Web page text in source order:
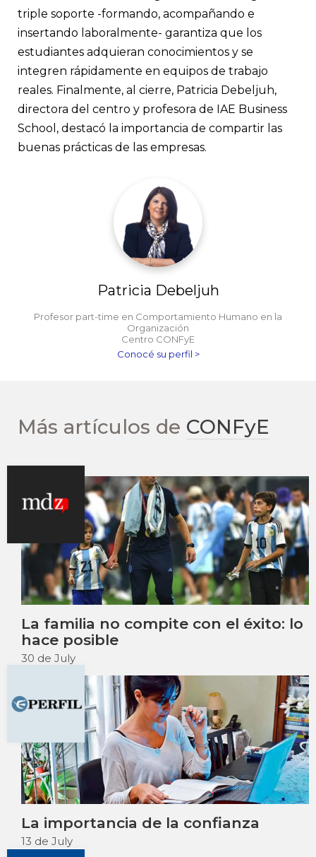
Patricia Debeljuh
Profesor part-time en Comportamiento Humano en la
Organización
Centro CONFyE
Conocé su perfil >
triple soporte -formando, acompañando e
insertando laboralmente- garantiza que los
estudiantes adquieran conocimientos y se
integren rápidamente en equipos de trabajo
reales. Finalmente, al cierre, Patricia Debeljuh,
directora del centro y profesora de IAE Business
School, destacó la importancia de compartir las
buenas prácticas de las empresas.
Más artículos de CONFyE
La familia no compite con el éxito: lo
hace posible
30 de July
La importancia de la confianza
13 de July